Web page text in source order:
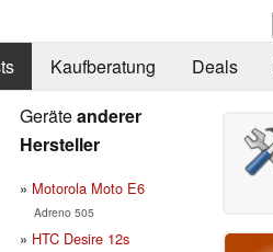
Kaufberatung Deals
Geräteanderer
Hersteller
Motorola Moto E6
Adreno 505
HTC Desire 12s